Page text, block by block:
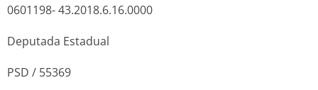
0601198- 43.2018.6.16.0000
Deputada Estadual
PSD / 55369